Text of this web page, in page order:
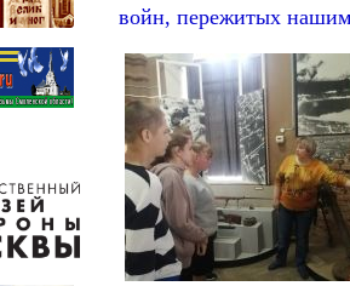
войн, пережитых